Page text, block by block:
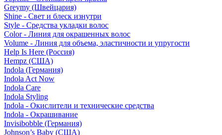
Greymy (Швейцария)
Shine - Свет и блеск изнутри
Style - Средства укладки волос
Color - Линия для окрашенных волос
Volume - Линия для объема, эластичности и упругости
Help Is Here (Россия)
Hempz (США)
Indola (Германия)
Indola Act Now
Indola Care
Indola Styling
Indola - Окислители и технические средства
Indola - Окрашивание
Invisibobble (Германия)
Johnson’s Baby (США)